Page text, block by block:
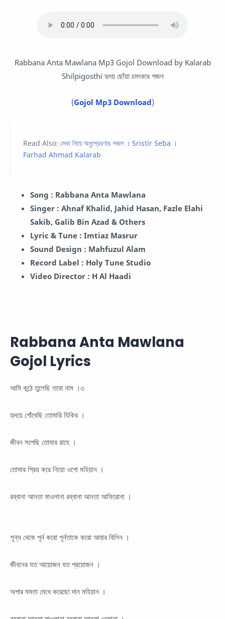
Rabbana Anta Mawlana Mp3 Gojol Download by Kalarab
Shilpigosthi হৃদয় ছোঁয়া চমৎকার গজল
(Gojol Mp3 Download)
Read Also: সেবা নিয়ে অনুপ্রেরণার গজল । Sristir Seba ।
Farhad Ahmad Kalarab
Song : Rabbana Anta Mawlana
Singer : Ahnaf Khalid, Jahid Hasan, Fazle Elahi
Sakib, Galib Bin Azad & Others
Lyric & Tune : Imtiaz Masrur
Sound Design : Mahfuzul Alam
Record Label : Holy Tune Studio
Video Director : H Al Haadi
Rabbana Anta Mawlana
Gojol Lyrics
আমি কন্ঠে তুলেছি তবো নাম ।৩
হৃদয়ে গোঁথেছি তোমারি যিকির ।
জীবন সপেছি তোমার রাহে ।
তোমার প্রিয় করে নিয়ো ওগো মহিয়ান ।
রব্বানা আনতা মাওলানা রব্বানা আনতা আফিরোনা ।
শূন্য থেকে পূর্ন করো পূর্নতাকে করো আবার বিলিন ।
জীবনের যত আয়োজন যত প্রয়োজন ।
অপার মমতা মেখে করেছো দান মহিয়ান ।